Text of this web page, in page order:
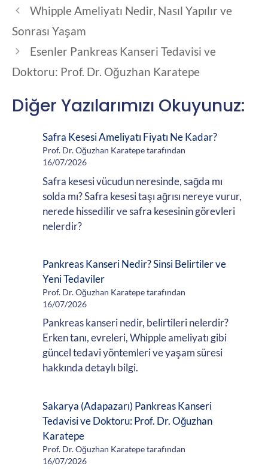
Whipple Ameliyatı Nedir, Nasıl Yapılır ve
Sonrası Yaşam
Esenler Pankreas Kanseri Tedavisi ve
Doktoru: Prof. Dr. Oğuzhan Karatepe
Diğer Yazılarımızı Okuyunuz:
Safra Kesesi Ameliyatı Fiyatı Ne Kadar?
Prof. Dr. Oğuzhan Karatepe tarafından
16/07/2026
Safra kesesi vücudun neresinde, sağda mı
solda mı? Safra kesesi taşı ağrısı nereye vurur,
nerede hissedilir ve safra kesesinin görevleri
nelerdir?
Pankreas Kanseri Nedir? Sinsi Belirtiler ve
Yeni Tedaviler
Prof. Dr. Oğuzhan Karatepe tarafından
16/07/2026
Pankreas kanseri nedir, belirtileri nelerdir?
Erken tanı, evreleri, Whipple ameliyatı gibi
güncel tedavi yöntemleri ve yaşam süresi
hakkında detaylı bilgi.
Sakarya (Adapazarı) Pankreas Kanseri
Tedavisi ve Doktoru: Prof. Dr. Oğuzhan
Karatepe
Prof. Dr. Oğuzhan Karatepe tarafından
16/07/2026